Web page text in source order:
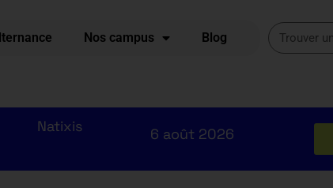
Nos campus Blog
Natixis 6 août 2026